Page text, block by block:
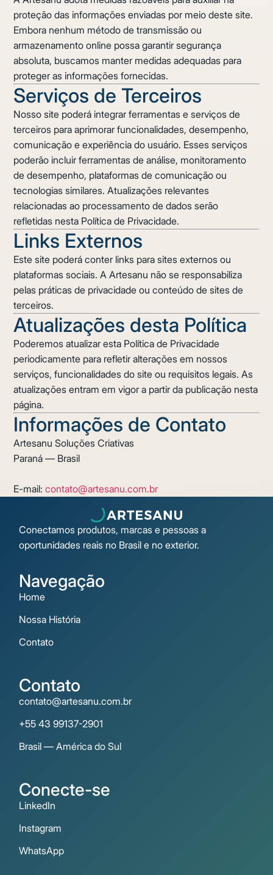
proteção das informações enviadas por meio deste site.
Embora nenhum método de transmissão ou
armazenamento online possa garantir segurança
absoluta, buscamos manter medidas adequadas para
proteger as informações fornecidas.
Serviços de Terceiros
Nosso site poderá integrar ferramentas e serviços de
terceiros para aprimorar funcionalidades, desempenho,
comunicação e experiência do usuário. Esses serviços
poderão incluir ferramentas de análise, monitoramento
de desempenho, plataformas de comunicação ou
tecnologias similares. Atualizações relevantes
relacionadas ao processamento de dados serão
refletidas nesta Política de Privacidade.
Links Externos
Este site poderá conter links para sites externos ou
plataformas sociais. A Artesanu não se responsabiliza
pelas práticas de privacidade ou conteúdo de sites de
terceiros.
Atualizações desta Política
Poderemos atualizar esta Política de Privacidade
periodicamente para refletir alterações em nossos
serviços, funcionalidades do site ou requisitos legais. As
atualizações entram em vigor a partir da publicação nesta
página.
Informações de Contato
Artesanu Soluções Criativas
Paraná — Brasil
E-mail:contato@artesanu.com.br
Conectamos produtos, marcas e pessoas a
oportunidades reais no Brasil e no exterior.
Navegação
Home
Nossa História
Contato
Contato
contato@artesanu.com.br
+55 43 99137-2901
Brasil — América do Sul
Conecte-se
LinkedIn
Instagram
WhatsApp